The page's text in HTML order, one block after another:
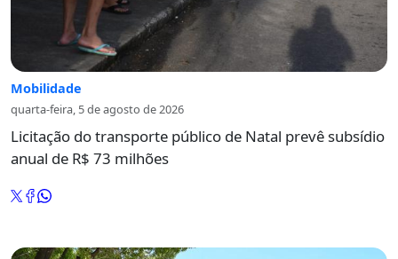
Mobilidade
quarta-feira, 5 de agosto de 2026
Licitação do transporte público de Natal prevê subsídio
anual de R$ 73 milhões